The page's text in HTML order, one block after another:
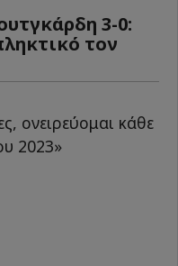
3-0:
τον